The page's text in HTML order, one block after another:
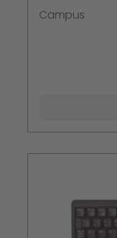
kabellos -
Campus